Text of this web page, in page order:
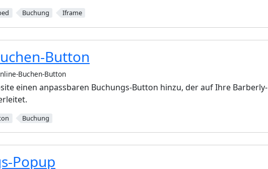
Buchung Iframe
Button
Buchen-Button
einen anpassbaren Buchungs-Button hinzu, der auf Ihre Barberly-
Buchung
Popup